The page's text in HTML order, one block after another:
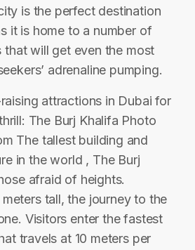
is the perfect destination
it is home to a number of
that will get even the most
adrenaline pumping.
attractions in Dubai for
The Burj Khalifa Photo
The tallest building and
in the world , The Burj
afraid of heights.
tall, the journey to the
Visitors enter the fastest
travels at 10 meters per